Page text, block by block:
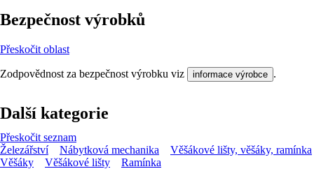
Bezpečnost výrobků
Přeskočit oblast
Zodpovědnost za bezpečnost výrobku viz informace výrobce .
Další kategorie
Přeskočit seznam
Železářství
Nábytková mechanika
Věšákové lišty, věšáky, ramínka
Věšáky
Věšákové lišty Ramínka